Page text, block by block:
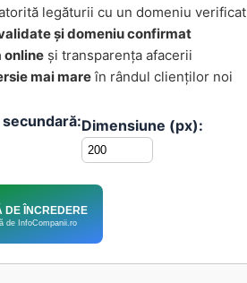
legăturii cu un domeniu verificat
și domeniu confirmat
online și transparența afacerii
mai mareîn rândul clienților noi
Dimensiune (px):
DE ÎNCREDERE
de InfoCompanii.ro